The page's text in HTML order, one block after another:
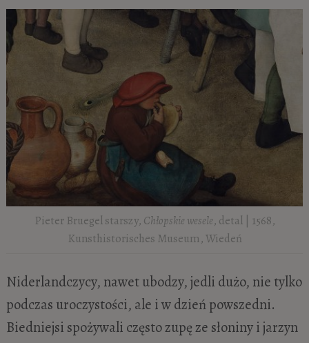
Pieter Bruegel starszy, Chłopskie wesele, detal | 1568,
Kunsthistorisches Museum, Wiedeń
Niderlandczycy, nawet ubodzy, jedli dużo, nie tylko
podczas uroczystości, ale i w dzień powszedni.
Biedniejsi spożywali często zupę ze słoniny i jarzyn